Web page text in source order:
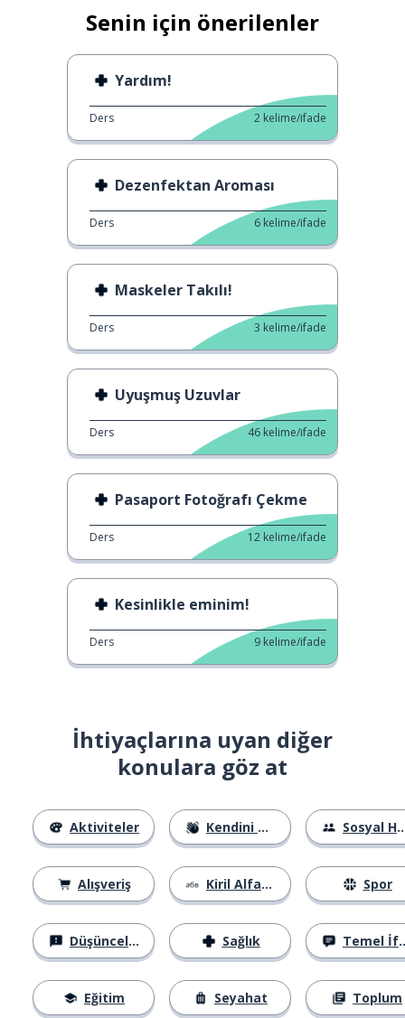
Senin için önerilenler
Yardım!
Ders 2 kelime/ifade
Dezenfektan Aroması
Ders 6 kelime/ifade
Maskeler Takılı!
Ders 3 kelime/ifade
Uyuşmuş Uzuvlar
Ders 46 kelime/ifade
Pasaport Fotoğrafı Çekme
Ders 12 kelime/ifade
Kesinlikle eminim!
Ders 9 kelime/ifade
İhtiyaçlarına uyan diğer
konulara göz at
Aktiviteler
Alışveriş
Düşünceler
Eğitim
Kendini Tanıtma
Kiril Alfabesi
Sağlık
Seyahat
Sosyal Hayat
Spor
Temel İfadeler
Toplum